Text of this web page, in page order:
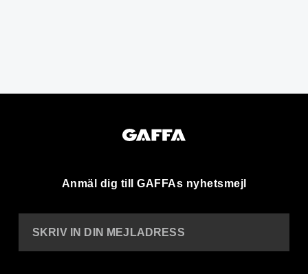
Anmäl dig till GAFFAs nyhetsmejl
SKRIV IN DIN MEJLADRESS